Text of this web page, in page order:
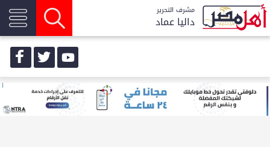
مشرف التحرير
داليا عماد